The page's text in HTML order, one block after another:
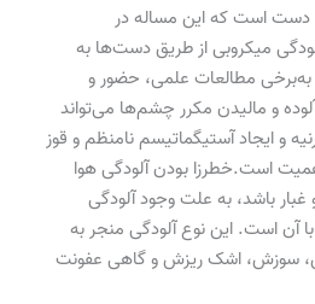
دست است که این مساله در
میکروبی از طریق دست‌ها به
مطالعات علمی، حضور و
و مالیدن مکرر چشم‌ها می‌تواند
و ایجاد آستیگماتیسم نامنظم و قوز
است.خطرزا بودن آلودگی هوا
باشد، به علت وجود آلودگی
آن است. این نوع آلودگی منجر به
ش، سوزش، اشک ریزش و گاهی عفونت